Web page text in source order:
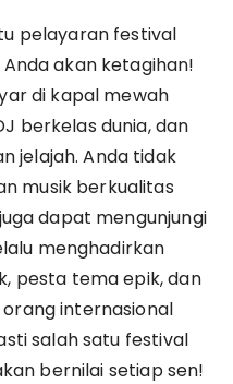
pelayaran festival
akan ketagihan!
di kapal mewah
berkelas dunia, dan
jelajah. Anda tidak
musik berkualitas
dapat mengunjungi
menghadirkan
pesta tema epik, dan
internasional
salah satu festival
bernilai setiap sen!